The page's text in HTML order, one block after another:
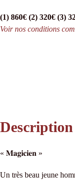
(1) 860€ (2) 320€ (3)
Voir nos conditions
Description
« 𝐌𝐚𝐠𝐢𝐜𝐢𝐞𝐧 »
Un très beau jeune